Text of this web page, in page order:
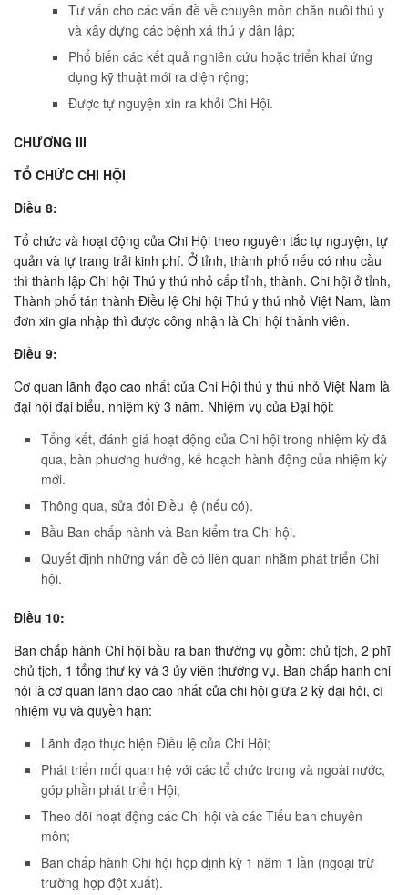
Tư vấn cho các vấn đề về chuyên môn chăn nuôi thú y
và xây dựng các bệnh xá thú y dân lập;
Phổ biến các kết quả nghiên cứu hoặc triển khai ứng
dụng kỹ thuật mới ra diện rộng;
Ðược tự nguyện xin ra khỏi Chi Hội.
CHƯƠNG III
TỔ CHỨC CHI HỘI
Ðiều 8:
Tổ chức và hoạt động của Chi Hội theo nguyên tắc tự nguyện, tự
quản và tự trang trải kinh phí. Ở tỉnh, thành phố nếu có nhu cầu
thì thành lập Chi hội Thú y thú nhỏ cấp tỉnh, thành. Chi hội ở tỉnh,
Thành phố tán thành Ðiều lệ Chi hội Thú y thú nhỏ Việt Nam, làm
đơn xin gia nhập thì được công nhận là Chi hội thành viên.
Ðiều 9:
Cơ quan lãnh đạo cao nhất của Chi Hội thú y thú nhỏ Việt Nam là
đại hội đại biểu, nhiệm kỳ 3 năm. Nhiệm vụ của Đại hội:
Tổng kết, đánh giá hoạt động của Chi hội trong nhiệm kỳ đã
qua, bàn phương hướng, kế hoạch hành động của nhiệm kỳ
mới.
Thông qua, sửa đổi Ðiều lệ (nếu có).
Bầu Ban chấp hành và Ban kiểm tra Chi hội.
Quyết định những vấn đề có liên quan nhằm phát triển Chi
hội.
Ðiều 10:
Ban chấp hành Chi hội bầu ra ban thường vụ gồm: chủ tịch, 2 phĩ
chủ tịch, 1 tổng thư ký và 3 ủy viên thường vụ. Ban chấp hành chi
hội là cơ quan lãnh đạo cao nhất của chi hội giữa 2 kỳ đại hội, cĩ
nhiệm vụ và quyền hạn:
Lãnh đạo thực hiện Ðiều lệ của Chi Hội;
Phát triển mối quan hệ với các tổ chức trong và ngoài nước,
góp phần phát triển Hội;
Theo dõi hoạt động các Chi hội và các Tiểu ban chuyên
môn;
Ban chấp hành Chi hội họp định kỳ 1 năm 1 lần (ngoại trừ
trường hợp đột xuất).